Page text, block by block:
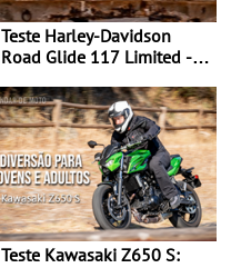
Teste Harley-Davidson
Road Glide 117 Limited - A
Teste Kawasaki Z650 S: